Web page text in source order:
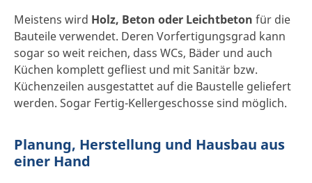
Meistens wird Holz, Beton oder Leichtbeton für die
Bauteile verwendet. Deren Vorfertigungsgrad kann
sogar so weit reichen, dass WCs, Bäder und auch
Küchen komplett gefliest und mit Sanitär bzw.
Küchenzeilen ausgestattet auf die Baustelle geliefert
werden. Sogar Fertig-Kellergeschosse sind möglich.
Planung, Herstellung und Hausbau aus
einer Hand